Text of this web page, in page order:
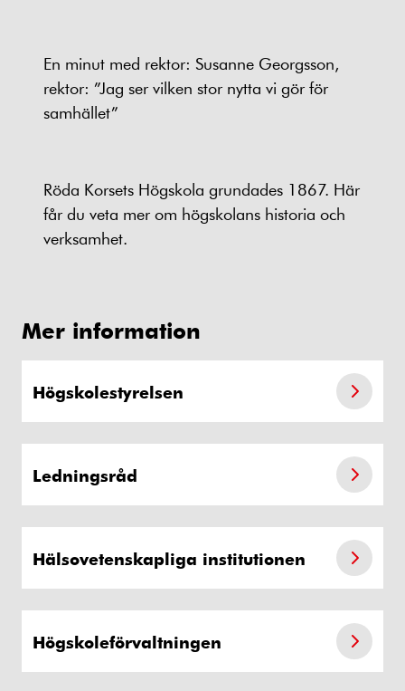
En minut med rektor: Susanne Georgsson,
rektor: ”Jag ser vilken stor nytta vi gör för
samhället”
Röda Korsets Högskola grundades 1867. Här
får du veta mer om högskolans historia och
verksamhet.
Mer information
Högskolestyrelsen
Ledningsråd
Hälsovetenskapliga institutionen
Högskoleförvaltningen